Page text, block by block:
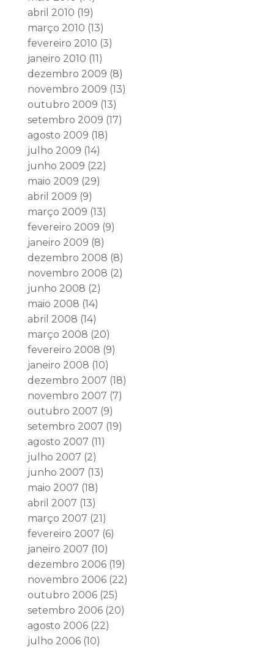
abril 2010 (19)
março 2010 (13)
fevereiro 2010 (3)
janeiro 2010 (11)
dezembro 2009 (8)
novembro 2009 (13)
outubro 2009 (13)
setembro 2009 (17)
agosto 2009 (18)
julho 2009 (14)
junho 2009 (22)
maio 2009 (29)
abril 2009 (9)
março 2009 (13)
fevereiro 2009 (9)
janeiro 2009 (8)
dezembro 2008 (8)
novembro 2008 (2)
junho 2008 (2)
maio 2008 (14)
abril 2008 (14)
março 2008 (20)
fevereiro 2008 (9)
janeiro 2008 (10)
dezembro 2007 (18)
novembro 2007 (7)
outubro 2007 (9)
setembro 2007 (19)
agosto 2007 (11)
julho 2007 (2)
junho 2007 (13)
maio 2007 (18)
abril 2007 (13)
março 2007 (21)
fevereiro 2007 (6)
janeiro 2007 (10)
dezembro 2006(19)
novembro 2006(22)
outubro 2006(25)
setembro 2006(20)
agosto 2006(22)
julho 2006(10)